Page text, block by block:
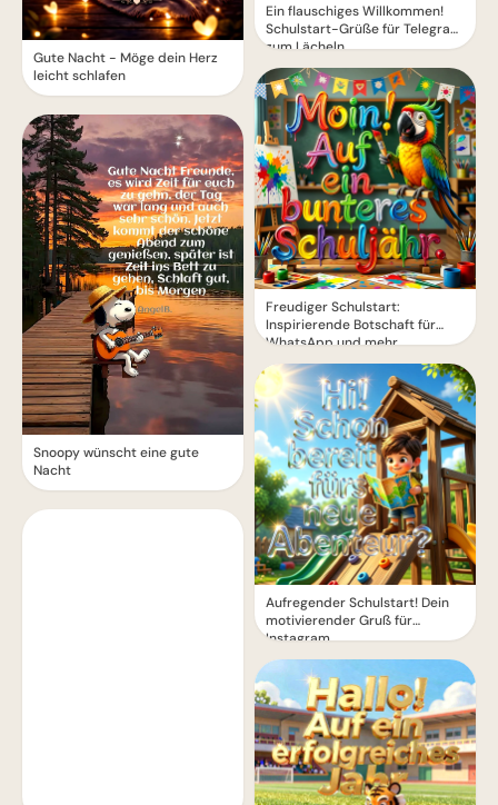
Gute Nacht - Möge dein Herz
leicht schlafen
Snoopy wünscht eine gute
Nacht
Ein flauschiges Willkommen!
Schulstart-Grüße für Telegram
zum Lächeln
Freudiger Schulstart:
Inspirierende Botschaft für
WhatsApp und mehr
Aufregender Schulstart! Dein
motivierender Gruß für
Instagram